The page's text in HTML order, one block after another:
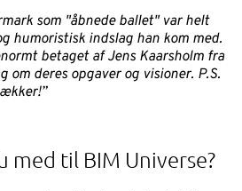
som "åbnede ballet" var helt
humoristisk indslag han kom med.
betaget af Jens Kaarsholm fra
om deres opgaver og visioner. P.S.
med til BIM Universe?